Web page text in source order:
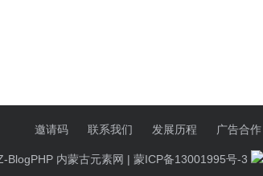
邀请码 联系我们 发展历程 广告合作
BlogPHP 内蒙古元素网 | 蒙ICP备13001995号-3